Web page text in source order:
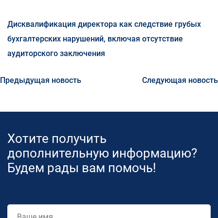
Дисквалификация директора как следствие грубых
бухгалтерских нарушений, включая отсутствие
аудиторского заключения
Предыдущая новость Следующая новость
Хотите получить
дополнительную информацию?
Будем рады вам помочь!